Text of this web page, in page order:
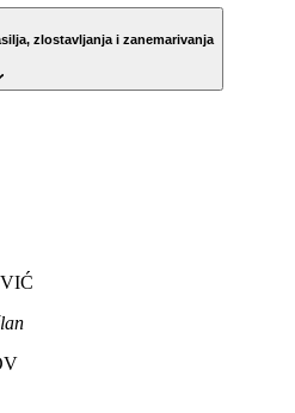
zlostavljanja i zanemarivanja